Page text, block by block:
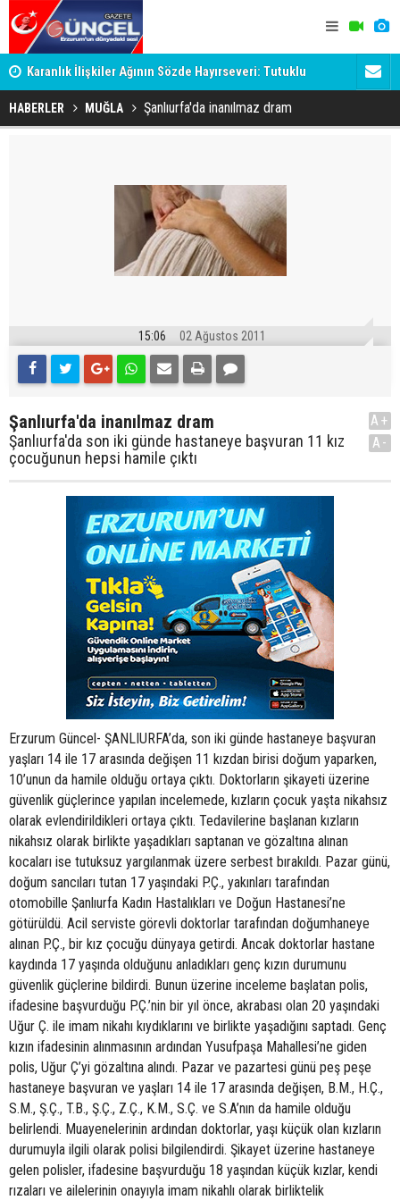
Karanlık İlişkiler Ağının Sözde Hayırseveri: Tutuklu
Memet Aca Dosyası
Dadaş'a
HABERLER MUĞLA Şanlıurfa'da inanılmaz dram
15:06 02 Ağustos 2011
Şanlıurfa'da inanılmaz dram
Şanlıurfa'da son iki günde hastaneye başvuran 11 kız
çocuğunun hepsi hamile çıktı
A+
A-
Erzurum Güncel- ŞANLIURFA’da, son iki günde hastaneye başvuran
yaşları 14 ile 17 arasında değişen 11 kızdan birisi doğum yaparken,
10’unun da hamile olduğu ortaya çıktı. Doktorların şikayeti üzerine
güvenlik güçlerince yapılan incelemede, kızların çocuk yaşta nikahsız
olarak evlendirildikleri ortaya çıktı. Tedavilerine başlanan kızların
nikahsız olarak birlikte yaşadıkları saptanan ve gözaltına alınan
kocaları ise tutuksuz yargılanmak üzere serbest bırakıldı. Pazar günü,
doğum sancıları tutan 17 yaşındaki P.Ç., yakınları tarafından
otomobille Şanlıurfa Kadın Hastalıkları ve Doğun Hastanesi’ne
götürüldü. Acil serviste görevli doktorlar tarafından doğumhaneye
alınan P.Ç., bir kız çocuğu dünyaya getirdi. Ancak doktorlar hastane
kaydında 17 yaşında olduğunu anladıkları genç kızın durumunu
güvenlik güçlerine bildirdi. Bunun üzerine inceleme başlatan polis,
ifadesine başvurduğu P.Ç.’nin bir yıl önce, akrabası olan 20 yaşındaki
Uğur Ç. ile imam nikahı kıydıklarını ve birlikte yaşadığını saptadı. Genç
kızın ifadesinin alınmasının ardından Yusufpaşa Mahallesi’ne giden
polis, Uğur Ç’yi gözaltına alındı. Pazar ve pazartesi günü peş peşe
hastaneye başvuran ve yaşları 14 ile 17 arasında değişen, B.M., H.Ç.,
S.M., Ş.Ç., T.B., Ş.Ç., Z.Ç., K.M., S.Ç. ve S.A’nın da hamile olduğu
belirlendi. Muayenelerinin ardından doktorlar, yaşı küçük olan kızların
durumuyla ilgili olarak polisi bilgilendirdi. Şikayet üzerine hastaneye
gelen polisler, ifadesine başvurduğu 18 yaşından küçük kızlar, kendi
rızaları ve ailelerinin onayıyla imam nikahlı olarak birliktelik